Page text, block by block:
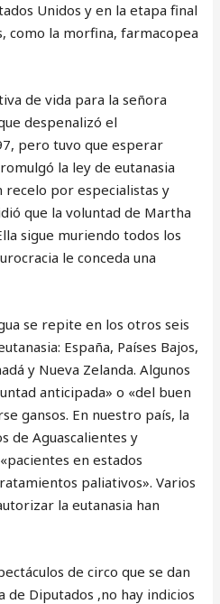
Unidos y en la etapa final
como la morfina, farmacopea
de vida para la señora
despenalizó el
pero tuvo que esperar
la ley de eutanasia
recelo por especialistas y
que la voluntad de Martha
sigue muriendo todos los
le conceda una
se repite en los otros seis
España, Países Bajos,
y Nueva Zelanda. Algunos
anticipada» o «del buen
gansos. En nuestro país, la
de Aguascalientes y
en estados
paliativos». Varios
la eutanasia han
de circo que se dan
de Diputados ,no hay indicios